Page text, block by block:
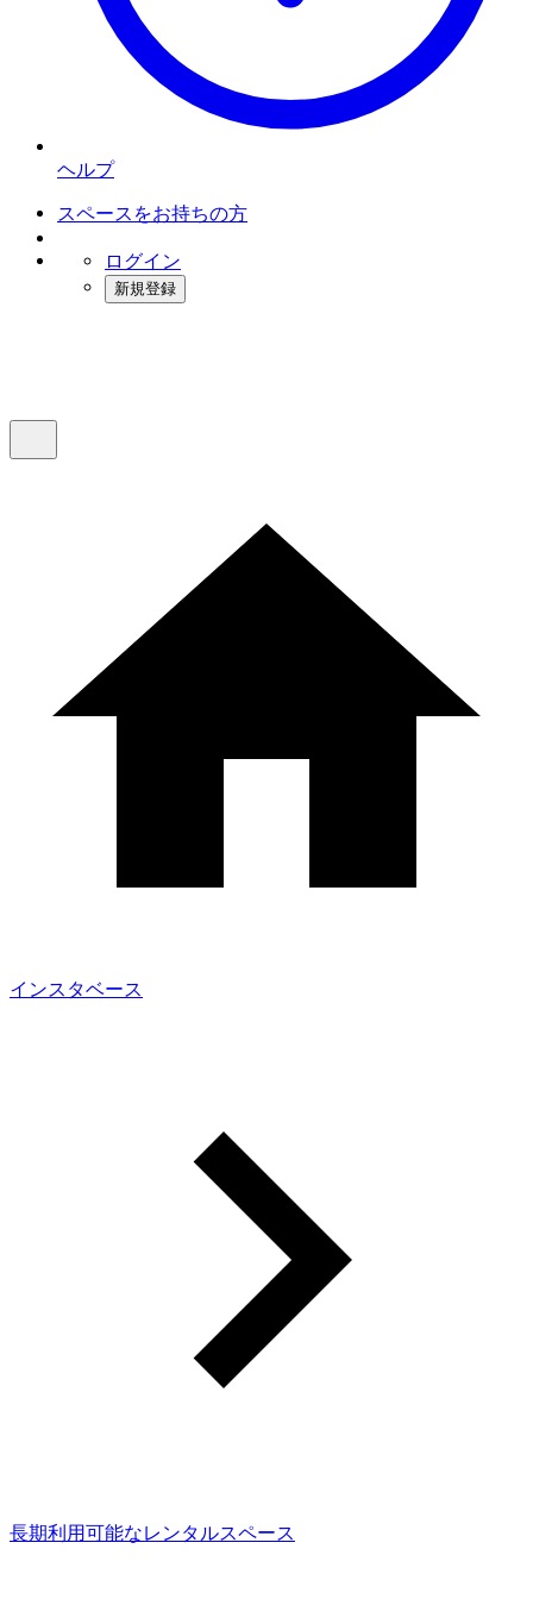
ヘルプ
スペースをお持ちの方
ログイン
新規登録
インスタベース
長期利用可能なレンタルスペース